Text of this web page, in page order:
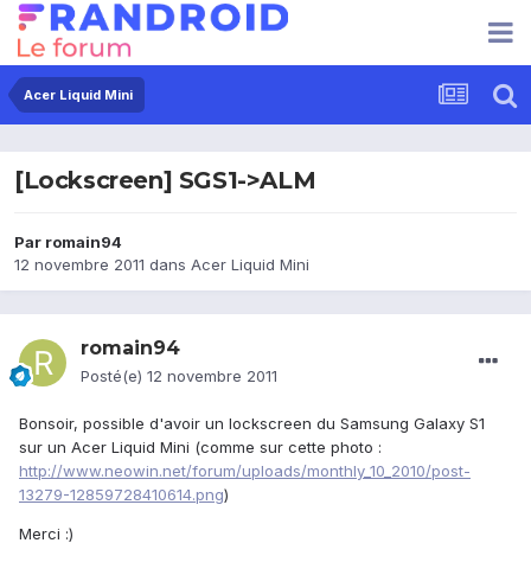
Acer Liquid Mini
[Lockscreen] SGS1->ALM
Par romain94
12 novembre 2011 dans Acer Liquid Mini
romain94
Posté(e) 12 novembre 2011
Bonsoir, possible d'avoir un lockscreen du Samsung Galaxy S1
sur un Acer Liquid Mini (comme sur cette photo :
http://www.neowin.net/forum/uploads/monthly_10_2010/post-
13279-12859728410614.png)
Merci :)